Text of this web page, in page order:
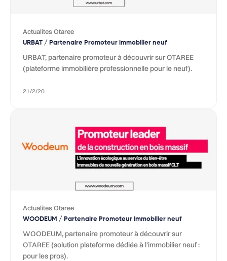
Actualites Otaree
URBAT / Partenaire Promoteur immobilier neuf
URBAT, partenaire promoteur à découvrir sur OTAREE
(plateforme immobilière professionnelle pour le neuf).
21/2/20
Actualites Otaree
WOODEUM / Partenaire Promoteur immobilier neuf
WOODEUM, partenaire promoteur à découvrir sur
OTAREE (solution plateforme dédiée à l’immobilier neuf :
pour les pros).